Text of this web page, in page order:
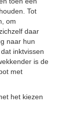
Tot
om
daar
naar hun
inktvissen
is de
met
het kiezen